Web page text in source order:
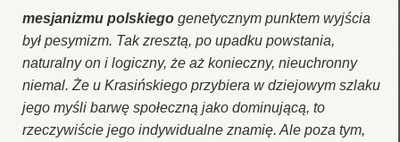
mesjanizmu polskiego genetycznym punktem wyjścia
był pesymizm. Tak zresztą, po upadku powstania,
naturalny on i logiczny, że aż konieczny, nieuchronny
niemal. Że u Krasińskiego przybiera w dziejowym szlaku
jego myśli barwę społeczną jako dominującą, to
rzeczywiście jego indywidualne znamię. Ale poza tym,